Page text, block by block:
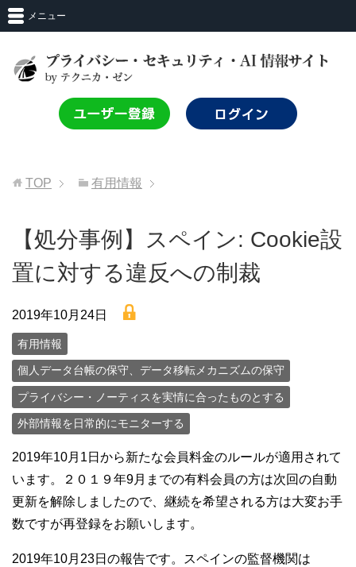
メニュー
TOP 有用情報
【処分事例】スペイン: Cookie設
置に対する違反への制裁
2019年10月24日 lock
有用情報
個人データ台帳の保守、データ移転メカニズムの保守
プライバシー・ノーティスを実情に合ったものとする
外部情報を日常的にモニターする
2019年10月1日から新たな会員料金のルールが適用されて
います。２０１９年9月までの有料会員の方は次回の自動
更新を解除しましたので、継続を希望される方は大変お手
数ですが再登録をお願いします。
2019年10月23日の報告です。スペインの監督機関は